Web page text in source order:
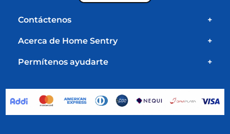
Contáctenos +
Acerca de Home Sentry +
Permítenos ayudarte +